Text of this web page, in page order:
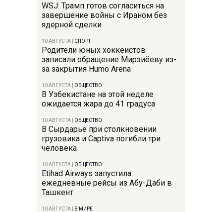
WSJ: Трамп готов согласиться на
завершение войны с Ираном без
ядерной сделки
10 АВГУСТА СПОРТ
Родители юных хоккеистов
записали обращение Мирзиёеву из-
за закрытия Humo Arena
10 АВГУСТА ОБЩЕСТВО
В Узбекистане на этой неделе
ожидается жара до 41 градуса
10 АВГУСТА ОБЩЕСТВО
В Сырдарье при столкновении
грузовика и Captiva погибли три
человека
10 АВГУСТА ОБЩЕСТВО
Etihad Airways запустила
ежедневные рейсы из Абу-Даби в
Ташкент
10 АВГУСТА В МИРЕ